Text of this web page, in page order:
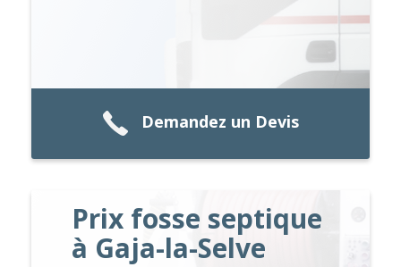
Demandez un Devis
Prix fosse septique
à Gaja-la-Selve